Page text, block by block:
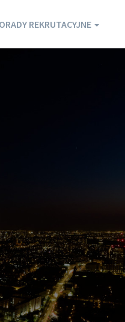
REKRUTACYJNE